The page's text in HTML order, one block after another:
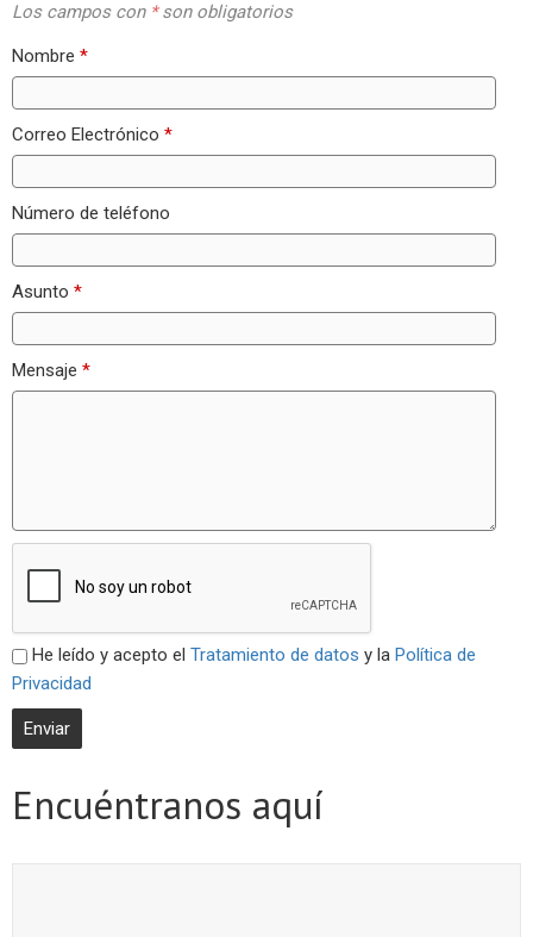
Los campos con *son obligatorios
Nombre *
Correo Electrónico *
Número de teléfono
Asunto *
Mensaje *
He leído y acepto el Tratamiento de datos y la Política de
Privacidad
Encuéntranos aquí